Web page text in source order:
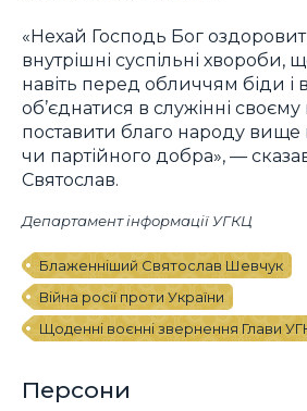
«Нехай Господь Бог
внутрішні суспільні хвороби,
навіть перед обличчям біди і
об’єднатися в служінні своєму
поставити благо народу вище
чи партійного добра», —
Святослав.
Департамент інформації УГКЦ
Блаженніший Святослав Шевчук
Війна росії проти України
Щоденні воєнні звернення Глави
Персони